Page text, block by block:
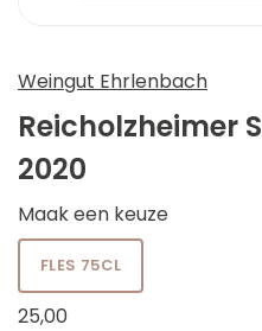
Weingut Ehrlenbach
Reicholzheimer
2020
Maak een keuze
FLES 75CL
25,00